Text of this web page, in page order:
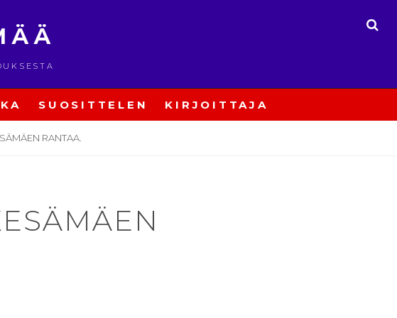
SUOSITTELEN KIRJOITTAJA
RANTAA.